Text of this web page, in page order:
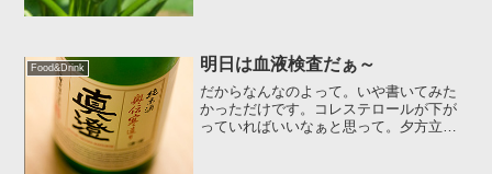
Food&Drink 明日は血液検査だぁ～
だからなんなのよって。いや書いてみた
かっただけです。コレステロールが下が
っていればいいなぁと思って。夕方立ち